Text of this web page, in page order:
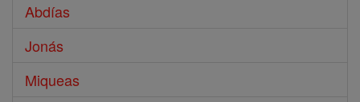
Abdías
Jonás
Miqueas